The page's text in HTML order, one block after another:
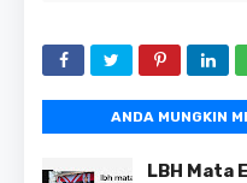
ANDA MUNGKIN
LBH Mata